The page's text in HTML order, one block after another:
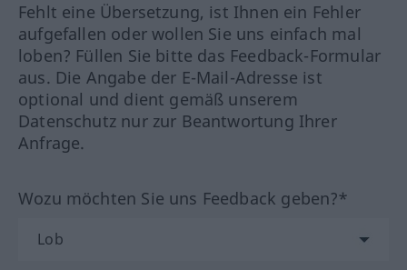
Fehlt eine Übersetzung, ist Ihnen ein Fehler
aufgefallen oder wollen Sie uns einfach mal
loben? Füllen Sie bitte das Feedback-Formular
aus. Die Angabe der E-Mail-Adresse ist
optional und dient gemäß unserem
Datenschutz nur zur Beantwortung Ihrer
Anfrage.
Wozu möchten Sie uns Feedback geben?*